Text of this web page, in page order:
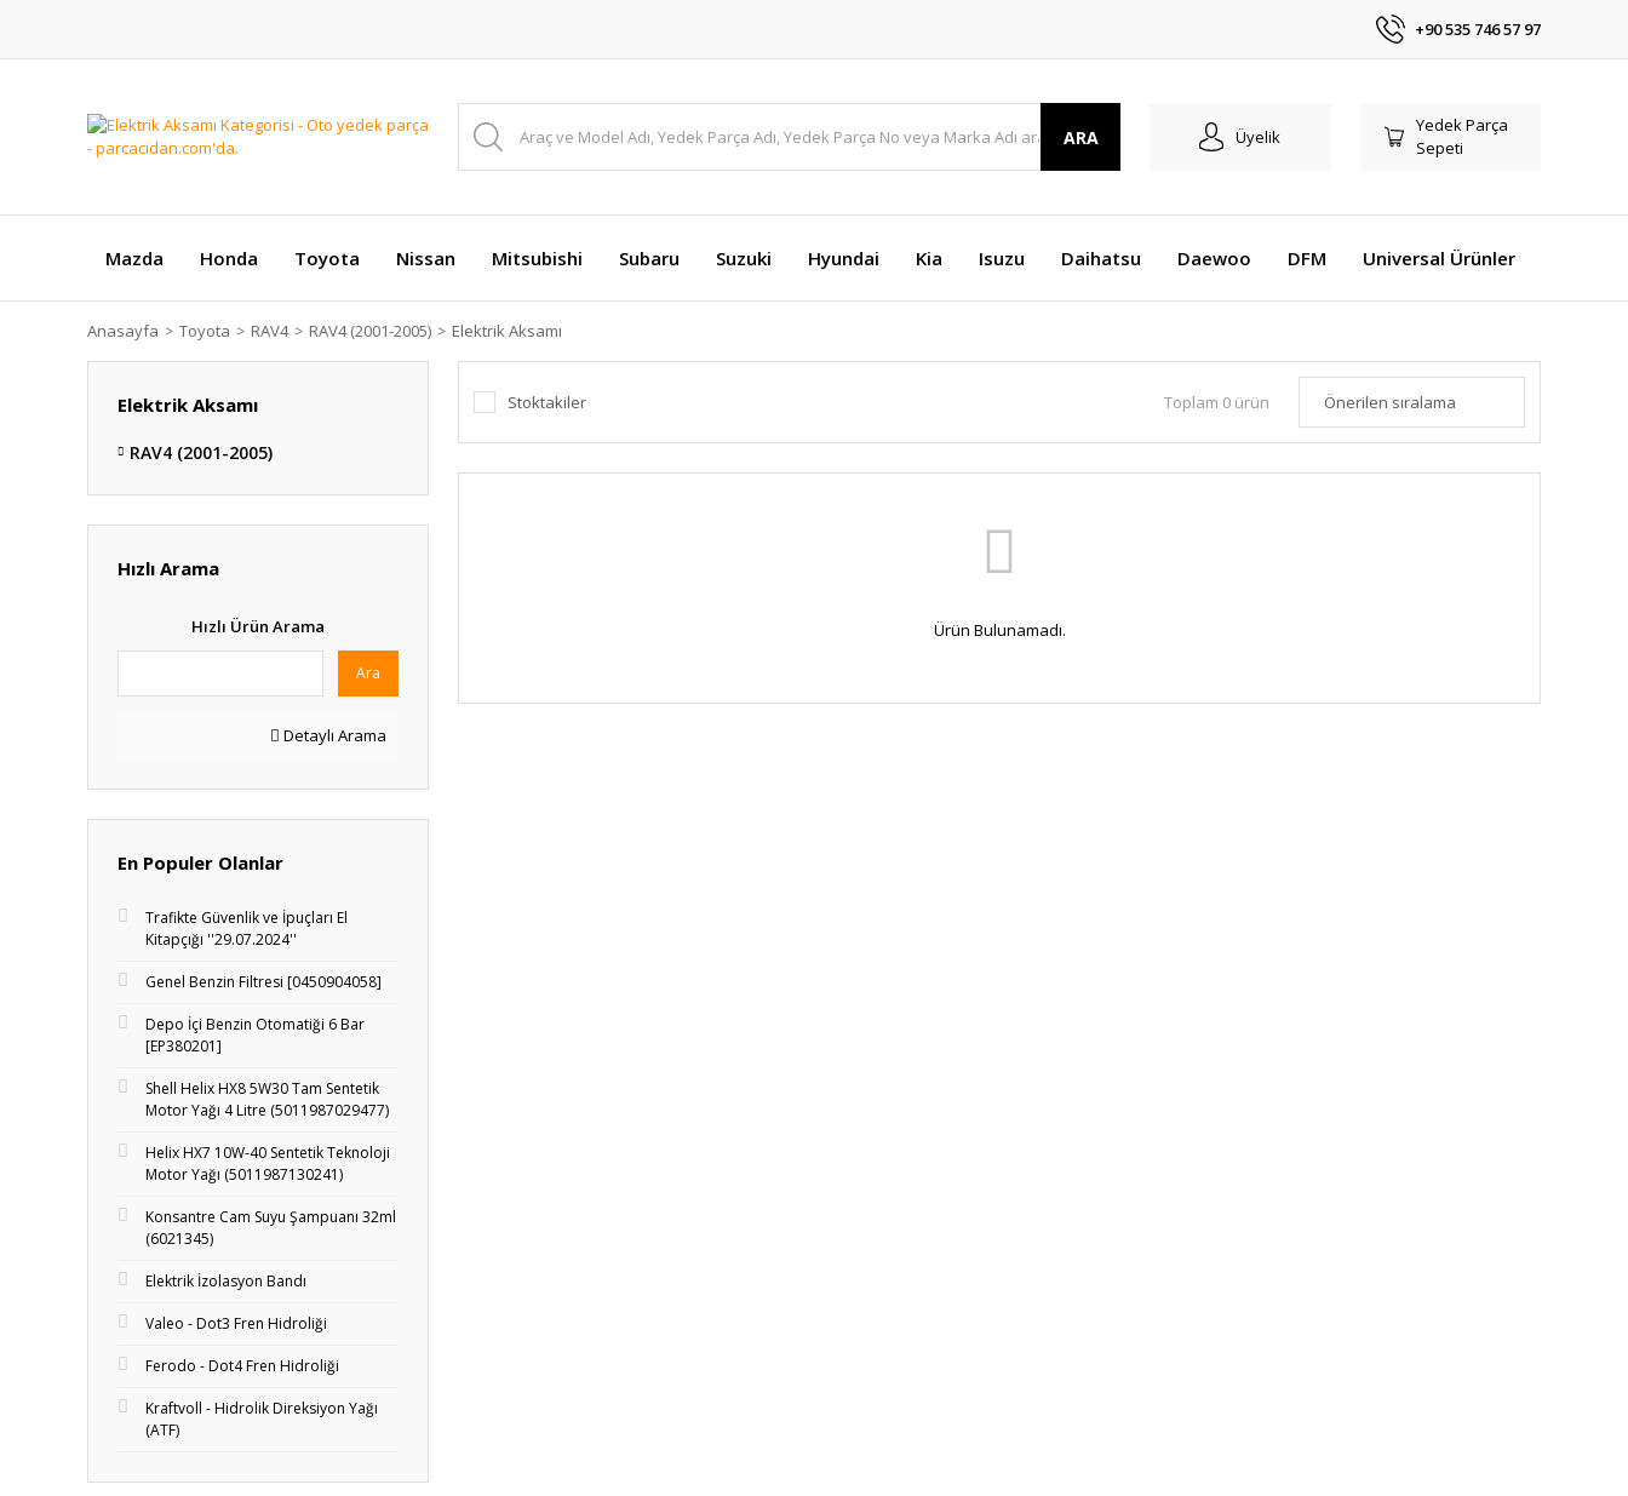
+90 535 746 57 97
ARA Üyelik
Yedek Parça
Sepeti
Mazda Honda Toyota Nissan Mitsubishi Subaru Suzuki Hyundai Kia Isuzu Daihatsu Daewoo DFM Universal Ürünler
Anasayfa Toyota RAV4 RAV4 (2001-2005) Elektrik Aksamı
Elektrik Aksamı
RAV4 (2001-2005)
Hızlı Arama
Hızlı Ürün Arama
Ara
Detaylı Arama
En Populer Olanlar
Trafikte Güvenlik ve İpuçları El
Kitapçığı ''29.07.2024''
Genel Benzin Filtresi [0450904058]
Depo İçi Benzin Otomatiği 6 Bar
[EP380201]
Shell Helix HX8 5W30 Tam Sentetik
Motor Yağı 4 Litre (5011987029477)
Helix HX7 10W-40 Sentetik Teknoloji
Motor Yağı (5011987130241)
Konsantre Cam Suyu Şampuanı 32ml
(6021345)
Elektrik İzolasyon Bandı
Valeo - Dot3 Fren Hidroliği
Ferodo - Dot4 Fren Hidroliği
Kraftvoll - Hidrolik Direksiyon Yağı
(ATF)
Stoktakiler Toplam 0 ürün
Ürün Bulunamadı.